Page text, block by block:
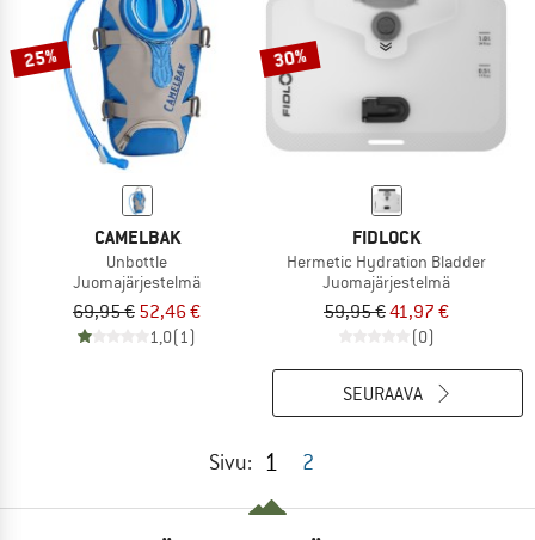
25%
CAMELBAK
Unbottle
Juomajärjestelmä
69,95 € 52,46 €
1,0(1)
30%
FIDLOCK
Hermetic Hydration Bladder
Juomajärjestelmä
59,95 €41,97 €
(0)
Sivu: 1 2
SEURAAVA